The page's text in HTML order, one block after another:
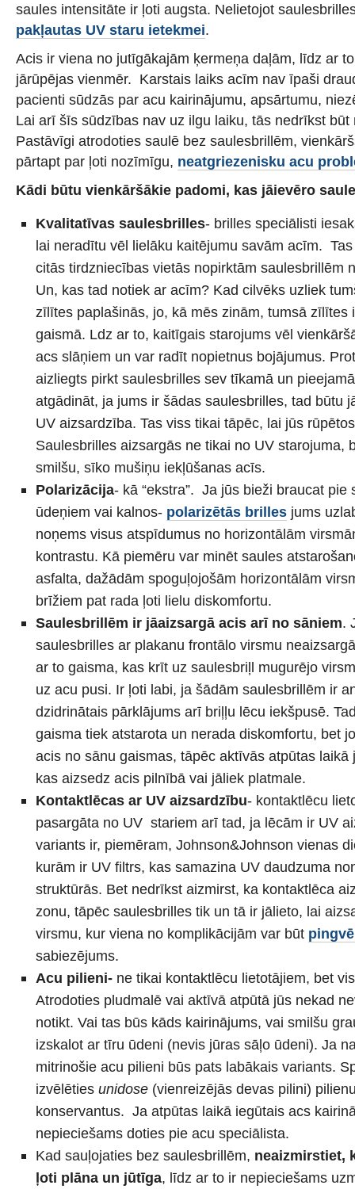
saules intensitāte ir ļoti augsta. Nelietojot
pakļautas UV staru ietekmei.
Acis ir viena no jutīgākajām ķermeņa daļām, līdz ar
jārūpējas vienmēr. Karstais laiks acīm nav īpaši
pacienti sūdzās par acu kairinājumu, apsārtumu,
Lai arī šīs sūdzības nav uz ilgu laiku, tās nedrīkst būt
Pastāvīgi atrodoties saulē bez saulesbrillēm,
pārtapt par ļoti nozīmīgu, neatgriezenisku acu
Kādi būtu vienkāršākie padomi, kas jāievēro
Kvalitatīvas saulesbrilles- brilles speciālisti
lai neradītu vēl lielāku kaitējumu savām acīm.
citās tirdzniecības vietās nopirktām saulesbrillēm
Un, kas tad notiek ar acīm? Kad cilvēks uzliek
zīlītes paplašinās, jo, kā mēs zinām, tumsā zīlītes
gaismā. Ldz ar to, kaitīgais starojums vēl
acs slāņiem un var radīt nopietnus bojājumus.
aizliegts pirkt saulesbrilles sev tīkamā un
atgādināt, ja jums ir šādas saulesbrilles, tad būtu
UV aizsardzība. Tas viss tikai tāpēc, lai jūs
Saulesbrilles aizsargās ne tikai no UV starojuma,
smilšu, sīko mušiņu iekļūšanas acīs.
Polarizācija- kā “ekstra”. Ja jūs bieži braucat pie
ūdeņiem vai kalnos- polarizētās brilles jums
noņems visus atspīdumus no horizontālām
kontrastu. Kā piemēru var minēt saules
asfalta, dažādām spoguļojošām horizontālām
brīžiem pat rada ļoti lielu diskomfortu.
Saulesbrillēm ir jāaizsargā acis arī no sāniem.
saulesbrilles ar plakanu frontālo virsmu
ar to gaisma, kas krīt uz saulesbriļl mugurējo
uz acu pusi. Ir ļoti labi, ja šādām saulesbrillēm ir
dzidrinātais pārklājums arī briļļu lēcu iekšpusē.
gaisma tiek atstarota un nerada diskomfortu, bet
acis no sānu gaismas, tāpēc aktīvās atpūtas laikā
kas aizsedz acis pilnībā vai jāliek platmale.
Kontaktlēcas ar UV aizsardzību- kontaktlēcu
pasargāta no UV stariem arī tad, ja lēcām ir UV
variants ir, piemēram, Johnson&Johnson vienas
kurām ir UV filtrs, kas samazina UV daudzuma
struktūrās. Bet nedrīkst aizmirst, ka kontaktlēca
zonu, tāpēc saulesbrilles tik un tā ir jālieto, lai
virsmu, kur viena no komplikācijām var būt
sabiezējums.
Acu pilieni- ne tikai kontaktlēcu lietotājiem, bet
Atrodoties pludmalē vai aktīvā atpūtā jūs nekad
notikt. Vai tas būs kāds kairinājums, vai smilšu
izskalot ar tīru ūdeni (nevis jūras sāļo ūdeni). Ja
mitrinošie acu pilieni būs pats labākais variants.
izvēlēties unidose (vienreizējās devas pilini)
konservantus. Ja atpūtas laikā iegūtais acs
nepieciešams doties pie acu speciālista.
Kad sauļojaties bez saulesbrillēm, neaizmirstiet,
ļoti plāna un jūtīga, līdz ar to ir nepieciešams